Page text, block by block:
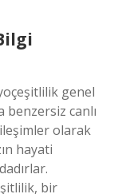
genel
benzersiz canlı
olarak
hayati
bir